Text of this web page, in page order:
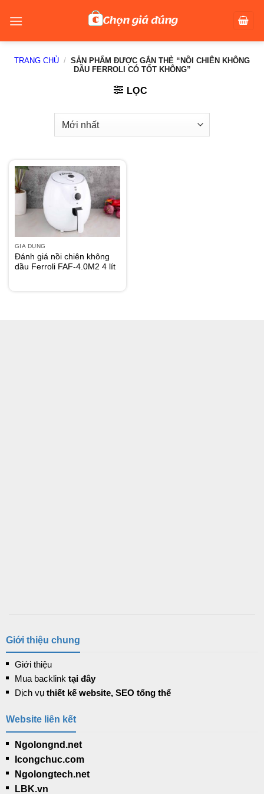
TRANG CHỦ / SẢN PHẨM ĐƯỢC GẮN THẺ “NỒI CHIÊN KHÔNG
DẦU FERROLI CÓ TỐT KHÔNG”
LỌC
GIA DỤNG
Đánh giá nồi chiên không
dầu Ferroli FAF-4.0M2 4 lít
Giới thiệu chung
Giới thiệu
Mua backlink tại đây
Dịch vụthiết kế website, SEO tổng thể
Website liên kết
Ngolongnd.net
Icongchuc.com
Ngolongtech.net
LBK.vn